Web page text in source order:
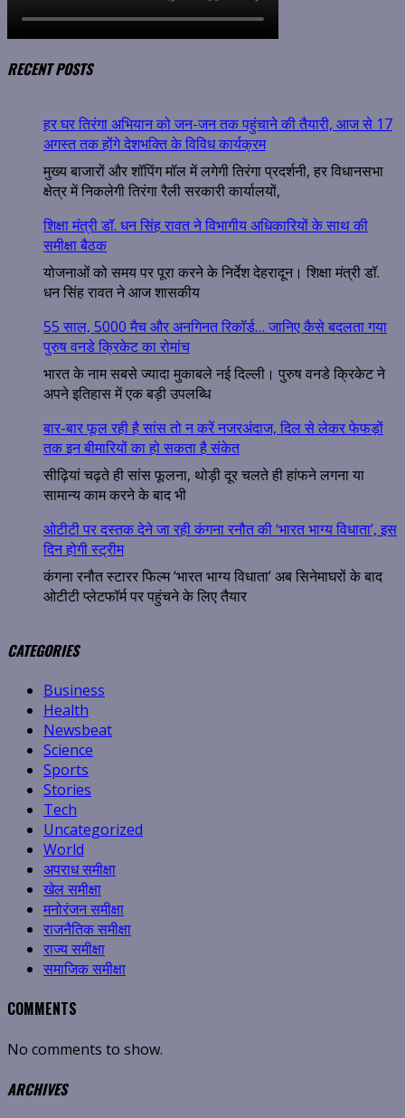
RECENT POSTS
हर घर तिरंगा अभियान को जन-जन तक पहुंचाने की तैयारी, आज से 17
अगस्त तक होंगे देशभक्ति के विविध कार्यक्रम
मुख्य बाजारों और शॉपिंग मॉल में लगेगी तिरंगा प्रदर्शनी, हर विधानसभा
क्षेत्र में निकलेगी तिरंगा रैली सरकारी कार्यालयों,
शिक्षा मंत्री डॉ. धन सिंह रावत ने विभागीय अधिकारियों के साथ की
समीक्षा बैठक
योजनाओं को समय पर पूरा करने के निर्देश देहरादून। शिक्षा मंत्री डॉ.
धन सिंह रावत ने आज शासकीय
55 साल, 5000 मैच और अनगिनत रिकॉर्ड… जानिए कैसे बदलता गया
पुरुष वनडे क्रिकेट का रोमांच
भारत के नाम सबसे ज्यादा मुकाबले नई दिल्ली। पुरुष वनडे क्रिकेट ने
अपने इतिहास में एक बड़ी उपलब्धि
बार-बार फूल रही है सांस तो न करें नजरअंदाज, दिल से लेकर फेफड़ों
तक इन बीमारियों का हो सकता है संकेत
सीढ़ियां चढ़ते ही सांस फूलना, थोड़ी दूर चलते ही हांफने लगना या
सामान्य काम करने के बाद भी
ओटीटी पर दस्तक देने जा रही कंगना रनौत की ‘भारत भाग्य विधाता’, इस
दिन होगी स्ट्रीम
कंगना रनौत स्टारर फिल्म ‘भारत भाग्य विधाता’ अब सिनेमाघरों के बाद
ओटीटी प्लेटफॉर्म पर पहुंचने के लिए तैयार
CATEGORIES
Business
Health
Newsbeat
Science
Sports
Stories
Tech
Uncategorized
World
अपराध समीक्षा
खेल समीक्षा
मनोरंजन समीक्षा
राजनैतिक समीक्षा
राज्य समीक्षा
समाजिक समीक्षा
COMMENTS
No comments to show.
ARCHIVES